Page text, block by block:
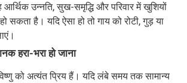
आर्थिक उन्नति, सुख-समृद्धि और परिवार में खुशियों
है। यदि ऐसा हो तो गाय को रोटी, गुड़ या
हरा-भरा हो जाना
को अत्यंत प्रिय हैं। यदि लंबे समय तक सामान्य